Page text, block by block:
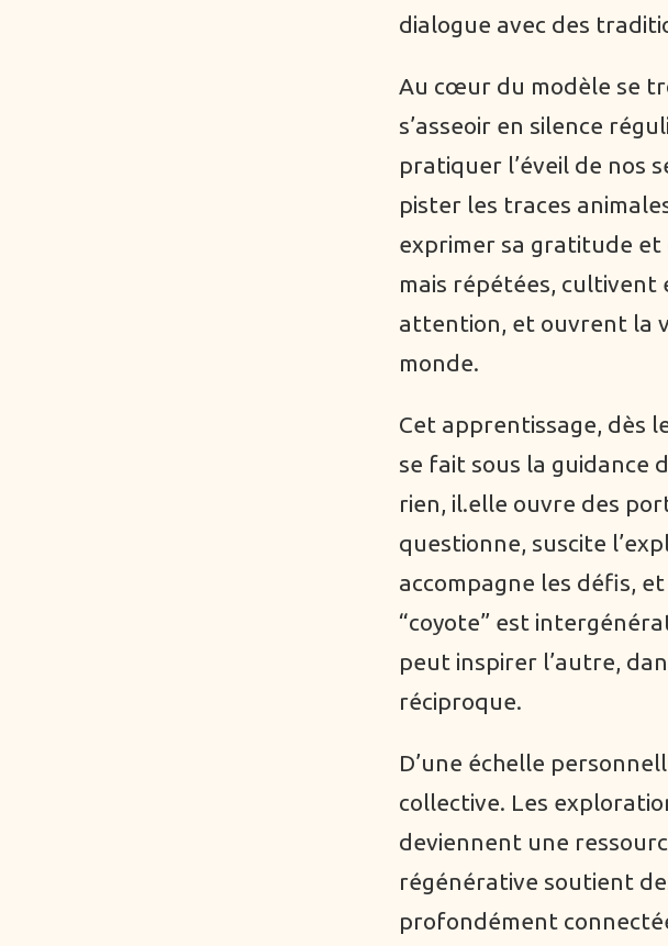
dialogue avec des
Au cœur du modèle se
s’asseoir en silence
pratiquer l’éveil de nos
pister les traces
exprimer sa gratitude et
mais répétées, cultivent
attention, et ouvrent la
monde.
Cet apprentissage, dès
se fait sous la guidance
rien, il.elle ouvre des
questionne, suscite
accompagne les défis,
“coyote” est
peut inspirer l’autre,
réciproque.
D’une échelle
collective. Les
deviennent une
régénérative soutient
profondément